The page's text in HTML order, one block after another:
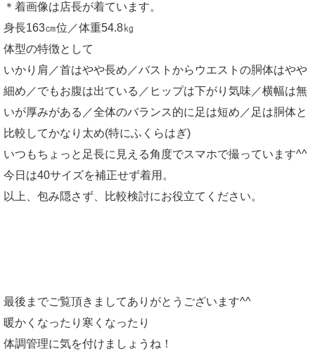
＊着画像は店長が着ています。
身長163㎝位／体重54.8㎏
体型の特徴として
いかり肩／首はやや長め／バストからウエストの胴体はやや
細め／でもお腹は出ている／ヒップは下がり気味／横幅は無
いが厚みがある／全体のバランス的に足は短め／足は胴体と
比較してかなり太め(特にふくらはぎ)
いつもちょっと足長に見える角度でスマホで撮っています^^
今日は40サイズを補正せず着用。
以上、包み隠さず、比較検討にお役立てください。
最後までご覧頂きましてありがとうございます^^
暖かくなったり寒くなったり
体調管理に気を付けましょうね！